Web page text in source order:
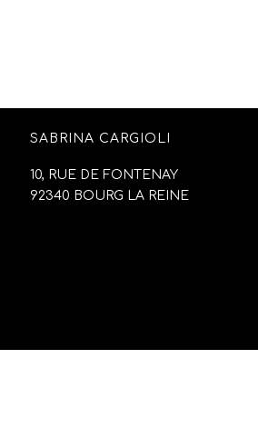
SABRINA CARGIOLI
10, RUE DE FONTENAY
92340 BOURG LA REINE